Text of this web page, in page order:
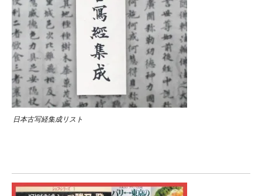
日本古写経集成リスト